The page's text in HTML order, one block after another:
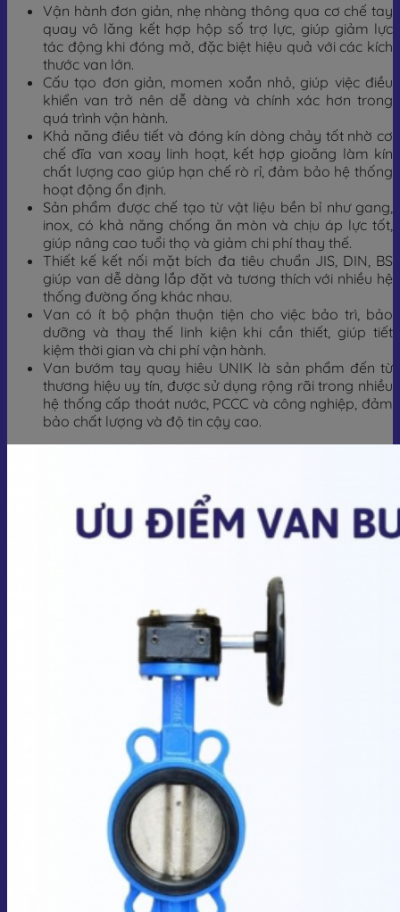
Vận hành đơn giản, nhẹ nhàng thông qua cơ chế tay
quay vô lăng kết hợp hộp số trợ lực, giúp giảm lực
tác động khi đóng mở, đặc biệt hiệu quả với các kích
thước van lớn.
Cấu tạo đơn giản, momen xoắn nhỏ, giúp việc điều
khiển van trở nên dễ dàng và chính xác hơn trong
quá trình vận hành.
Khả năng điều tiết và đóng kín dòng chảy tốt nhờ cơ
chế đĩa van xoay linh hoạt, kết hợp gioăng làm kín
chất lượng cao giúp hạn chế rò rỉ, đảm bảo hệ thống
hoạt động ổn định.
Sản phẩm được chế tạo từ vật liệu bền bỉ như gang,
inox, có khả năng chống ăn mòn và chịu áp lực tốt,
giúp nâng cao tuổi thọ và giảm chi phí thay thế.
Thiết kế kết nối mặt bích đa tiêu chuẩn JIS, DIN, BS
giúp van dễ dàng lắp đặt và tương thích với nhiều hệ
thống đường ống khác nhau.
Van có ít bộ phận thuận tiện cho việc bảo trì, bảo
dưỡng và thay thế linh kiện khi cần thiết, giúp tiết
kiệm thời gian và chi phí vận hành.
Van bướm tay quay hiêu UNIK là sản phẩm đến từ
thương hiệu uy tín, được sử dụng rộng rãi trong nhiều
hệ thống cấp thoát nước, PCCC và công nghiệp, đảm
bảo chất lượng và độ tin cậy cao.